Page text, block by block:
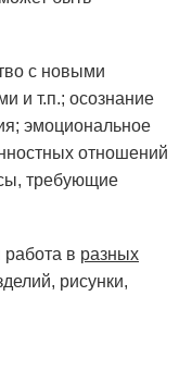
с новыми
и т.п.; осознание
эмоциональное
отношений
требующие
работа в разных
рисунки,